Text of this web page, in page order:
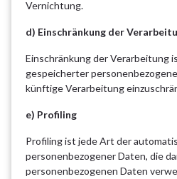
Vernichtung.
d) Einschränkung der
Einschränkung der Verarbeitung
gespeicherter
künftige Verarbeitung
e) Profiling
Profiling ist jede Art der
personenbezogener Daten, die
personenbezogenen Daten